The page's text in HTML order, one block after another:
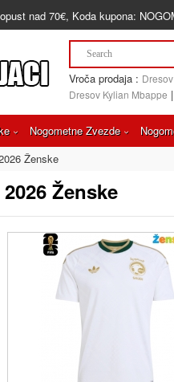
nad 70€, Koda kupona:
Vroča prodaja :
Dresov Kylian Mbappe |
Nogometne Zvezde
Ženske
Ženske